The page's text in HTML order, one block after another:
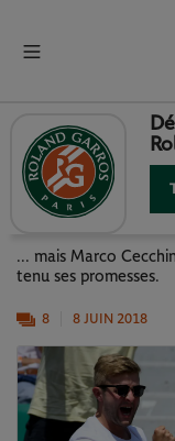
THIEM, LA
BONNE...
... mais Marco
tenu ses promesses.
8 8 JUIN 2018